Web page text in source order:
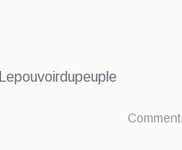
Lepouvoirdupeuple